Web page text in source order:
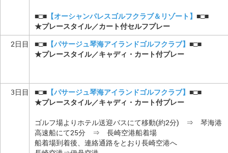
■□■ 【オーシャンパレスゴルフクラブ＆リゾート】 ■□■
★プレースタイル／カート付セルフプレー
2日目
■□■ 【パサージュ琴海アイランドゴルフクラブ】 ■□■
★プレースタイル／キャディ・カート付プレー
3日目 ■□■ 【パサージュ琴海アイランドゴルフクラブ】 ■□■
★プレースタイル／キャディ・カート付プレー
ゴルフ場よりホテル送迎バスにて移動(約2分) ⇒ 琴海港
高速船にて25分 ⇒ 長崎空港船着場
船着場到着後、連絡通路をとおり長崎空港へ